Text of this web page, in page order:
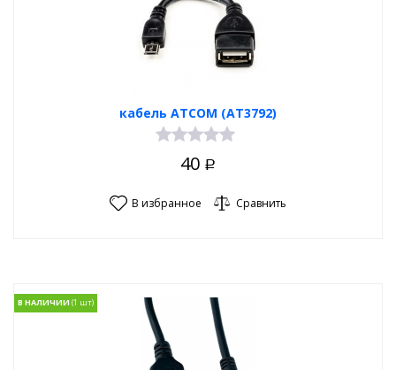
кабель ATCOM (АТ3792)
40 Р
В избранное Сравнить
В НАЛИЧИИ